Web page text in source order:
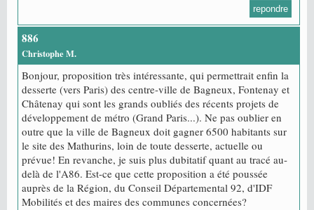
repondre
886
Christophe M.
Bonjour, proposition très intéressante, qui permettrait enfin la
desserte (vers Paris) des centre-ville de Bagneux, Fontenay et
Châtenay qui sont les grands oubliés des récents projets de
développement de métro (Grand Paris...). Ne pas oublier en
outre que la ville de Bagneux doit gagner 6500 habitants sur
le site des Mathurins, loin de toute desserte, actuelle ou
prévue! En revanche, je suis plus dubitatif quant au tracé au-
delà de l'A86. Est-ce que cette proposition a été poussée
auprès de la Région, du Conseil Départemental 92, d'IDF
Mobilités et des maires des communes concernées?